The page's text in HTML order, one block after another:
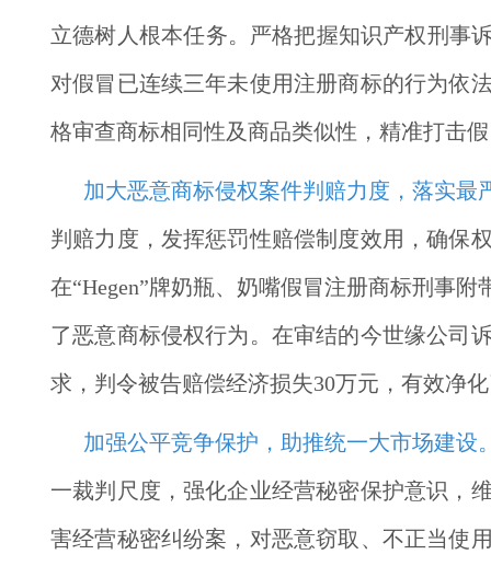
立德树人根本任务。严格把握知识产权刑事
对假冒已连续三年未使用注册商标的行为依
格审查商标相同性及商品类似性，精准打击
加大恶意商标侵权案件判赔力度，落实最
判赔力度，发挥惩罚性赔偿制度效用，确保
在“Hegen”牌奶瓶、奶嘴假冒注册商标刑事
了恶意商标侵权行为。在审结的今世缘公司
求，判令被告赔偿经济损失30万元，有效净
加强公平竞争保护，助推统一大市场建设
一裁判尺度，强化企业经营秘密保护意识，
害经营秘密纠纷案，对恶意窃取、不正当使